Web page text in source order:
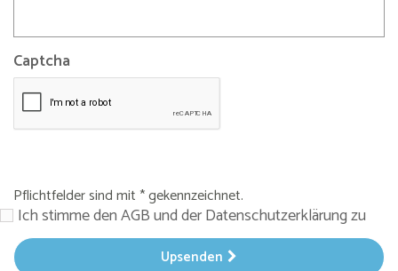
Captcha
Pflichtfelder sind mit * gekennzeichnet.
Ich stimme den AGB und der Datenschutzerklärung zu
Upsenden